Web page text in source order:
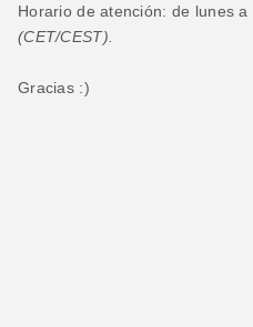
Horario de atención: de lunes
(CET/CEST).
Gracias :)